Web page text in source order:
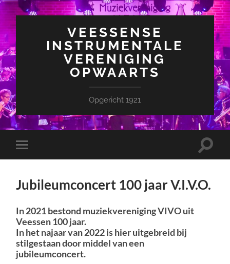
VEESSENSE
INSTRUMENTALE
VERENIGING
OPWAARTS
Opgericht 1921
Toggle
mobiel
Toggle
Jubileumconcert 100 jaar V.I.V.O.
In 2021 bestond muziekvereniging VIVO uit
Veessen 100 jaar.
In het najaar van 2022 is hier uitgebreid bij
stilgestaan door middel van een
jubileumconcert.